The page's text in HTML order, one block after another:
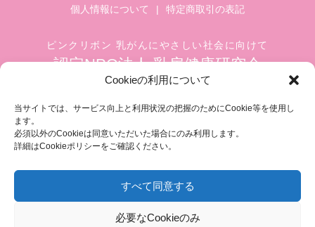
Cookieの利用について
当サイトでは、サービス向上と利用状況の把握のためにCookie等を使用し
ます。
必須以外のCookieは同意いただいた場合にのみ利用します。
詳細はCookieポリシーをご確認ください。
すべて同意する
必要なCookieのみ
個人情報について | 特定商取引の表記
ピンクリボン 乳がんにやさしい社会に向けて
認定NPO法人 乳房健康研究会
築地ホワイトビル 1002
FAX.03-3545-6545
info@breastcare.jp
COPYRIGHT (C) 2019 JAPAN SOCIETY OF BREAST HEALTH, ALL RIGHT RESERVED